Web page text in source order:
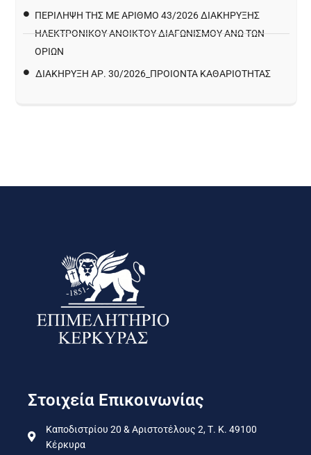
ΠΕΡΙΛΗΨΗ ΤΗΣ ΜΕ ΑΡΙΘΜΟ 43/2026 ΔΙΑΚΗΡΥΞΗΣ
ΗΛΕΚΤΡΟΝΙΚΟΥ ΑΝΟΙΚΤΟΥ ΔΙΑΓΩΝΙΣΜΟΥ ΑΝΩ ΤΩΝ
ΟΡΙΩΝ
ΔΙΑΚΉΡΥΞΗ ΑΡ. 30/2026_ΠΡΟΙΌΝΤΑ ΚΑΘΑΡΙΌΤΗΤΑΣ
Στοιχεία Επικοινωνίας
Καποδιστρίου 20 & Αριστοτέλους 2, Τ. Κ. 49100
Κέρκυρα